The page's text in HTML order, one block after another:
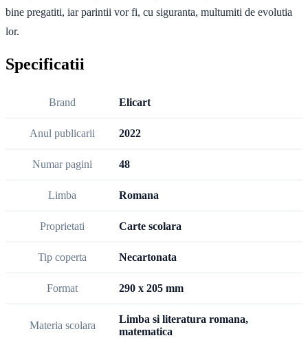
bine pregatiti, iar parintii vor fi, cu siguranta, multumiti de evolutia
lor.
Specificatii
Brand Elicart
Anul publicarii 2022
Numar pagini 48
Limba Romana
Proprietati Carte scolara
Tip coperta Necartonata
Format 290 x 205 mm
Materia scolara
Limba si literatura romana,
matematica